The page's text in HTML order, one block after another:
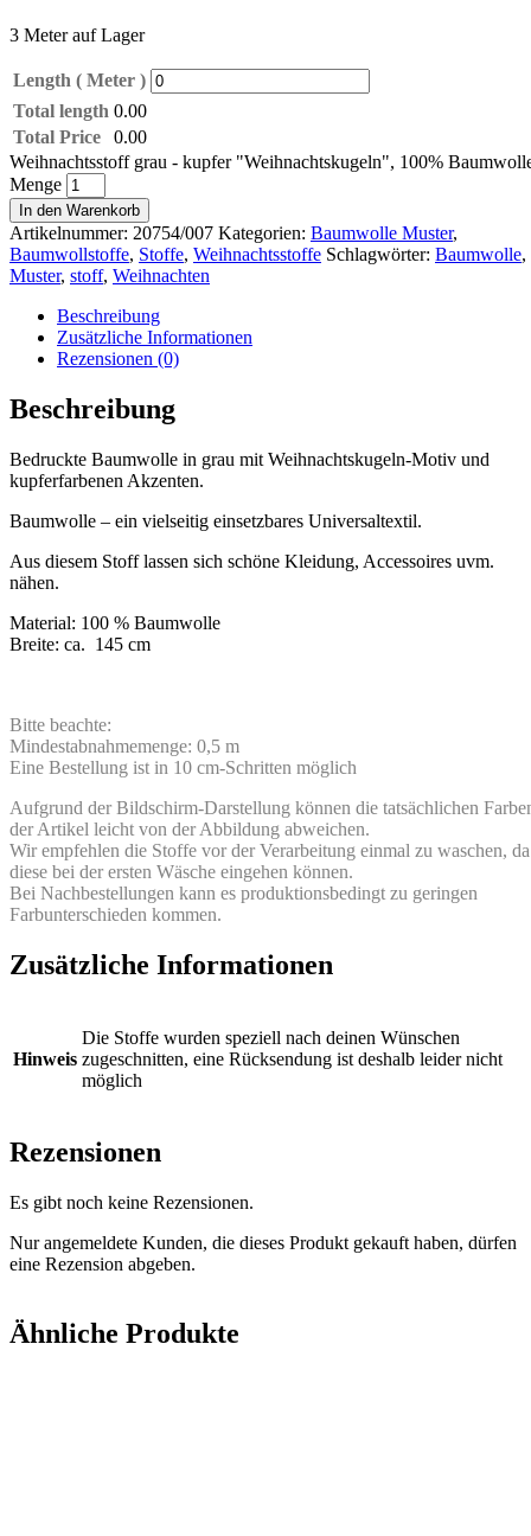
3 Meter auf Lager
Length ( Meter )
Total length 0.00
Total Price
0.00
Weihnachtsstoff grau - kupfer "Weihnachtskugeln", 100%
Menge
In den Warenkorb
Artikelnummer: 20754/007 Kategorien: Baumwolle Muster,
Baumwollstoffe, Stoffe, Weihnachtsstoffe Schlagwörter: Baumwolle,
Muster, stoff, Weihnachten
Beschreibung
Zusätzliche Informationen
Rezensionen (0)
Beschreibung
Bedruckte Baumwolle in grau mit Weihnachtskugeln-Motiv und
kupferfarbenen Akzenten.
Baumwolle – ein vielseitig einsetzbares Universaltextil.
Aus diesem Stoff lassen sich schöne Kleidung, Accessoires uvm.
nähen.
Material: 100 % Baumwolle
Breite: ca. 145 cm
Bitte beachte:
Mindestabnahmemenge: 0,5 m
Eine Bestellung ist in 10 cm-Schritten möglich
Aufgrund der Bildschirm-Darstellung können die tatsächlichen
der Artikel leicht von der Abbildung abweichen.
Wir empfehlen die Stoffe vor der Verarbeitung einmal zu waschen, da
diese bei der ersten Wäsche eingehen können.
Bei Nachbestellungen kann es produktionsbedingt zu geringen
Farbunterschieden kommen.
Zusätzliche Informationen
Hinweis
Die Stoffe wurden speziell nach deinen Wünschen
zugeschnitten, eine Rücksendung ist deshalb leider nicht
möglich
Rezensionen
Es gibt noch keine Rezensionen.
Nur angemeldete Kunden, die dieses Produkt gekauft haben, dürfen
eine Rezension abgeben.
Ähnliche Produkte